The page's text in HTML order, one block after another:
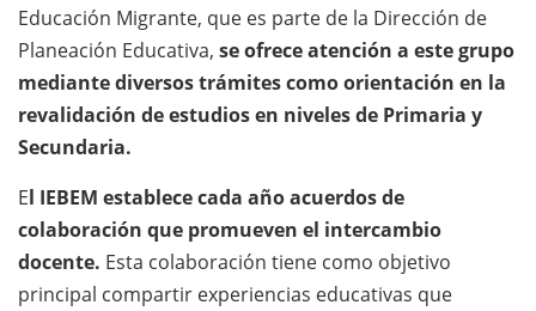
Educación Migrante, que es parte de la Dirección de
Planeación Educativa, se ofrece atención a este grupo
mediante diversos trámites como orientación en la
revalidación de estudios en niveles de Primaria y
Secundaria.
El IEBEM establece cada año acuerdos de
colaboración que promueven el intercambio
docente. Esta colaboración tiene como objetivo
principal compartir experiencias educativas que